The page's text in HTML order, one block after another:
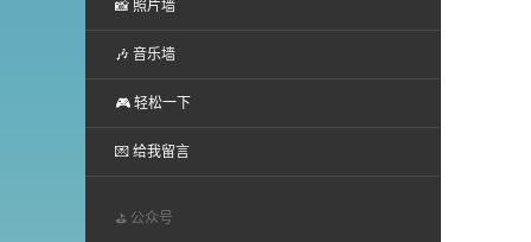
📸 照片墙
🎶 音乐墙
🎮 轻松一下
💌 给我留言
⛳ 公众号